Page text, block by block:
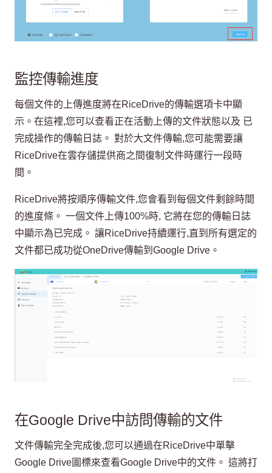
監控傳輸進度
每個文件的上傳進度將在RiceDrive的傳輸選項卡中顯
示。在這裡,您可以查看正在活動上傳的文件狀態以及 已
完成操作的傳輸日誌。 對於大文件傳輸,您可能需要讓
RiceDrive在雲存儲提供商之間復制文件時運行一段時
間。
RiceDrive將按順序傳輸文件,您會看到每個文件剩餘時間
的進度條。 一個文件上傳100%時, 它將在您的傳輸日誌
中顯示為已完成。 讓RiceDrive持續運行,直到所有選定的
文件都已成功從OneDrive傳輸到Google Drive。
在Google Drive中訪問傳輸的文件
文件傳輸完全完成後,您可以通過在RiceDrive中單擊
Google Drive圖標來查看Google Drive中的文件。 這將打